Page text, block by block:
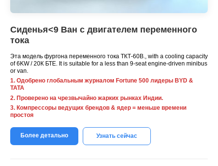
Сиденья<9 Ван с двигателем переменного
тока
Эта модель фургона переменного тока ТКТ-60В., with a cooling capacity
of 6KW/ 20К БТЕ. It is suitable for a less than 9-seat engine-driven minibus
or van.
1. Одобрено глобальным журналом Fortune 500 лидеры BYD &
ТАТА
2. Проверено на чрезвычайно жарких рынках Индии.
3. Компрессоры ведущих брендов & ядер = меньше времени
простоя
Более детально Узнать сейчас